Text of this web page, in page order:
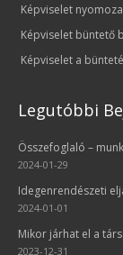
Képviselet
Képviselet büntető
Képviselet a
Legutóbbi
Összefoglaló –
2024-01-29
Idegenrendészeti
2024-01-01
Mikor járhat el a
2023-12-31